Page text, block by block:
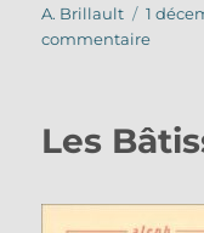
Auteur
A. Brillault
Publié
le
1
commentairesur
Les